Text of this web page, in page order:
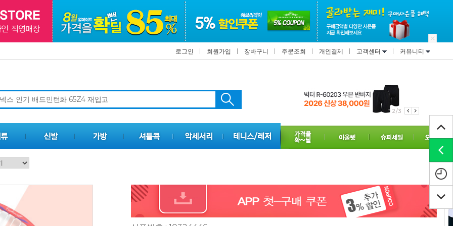
로그인 회원가입 장바구니 주문조회 개인결제 고객센터 커뮤니티
2/3